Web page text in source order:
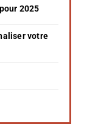
2025
votre